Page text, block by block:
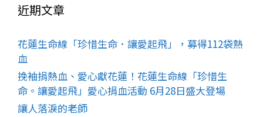
近期文章
花蓮生命線「珍惜生命．讓愛起飛」，募得112袋熱
血
挽袖捐熱血、愛心獻花蓮！花蓮生命線「珍惜生
命。讓愛起飛」愛心捐血活動 6月28日盛大登場
讓人落淚的老師